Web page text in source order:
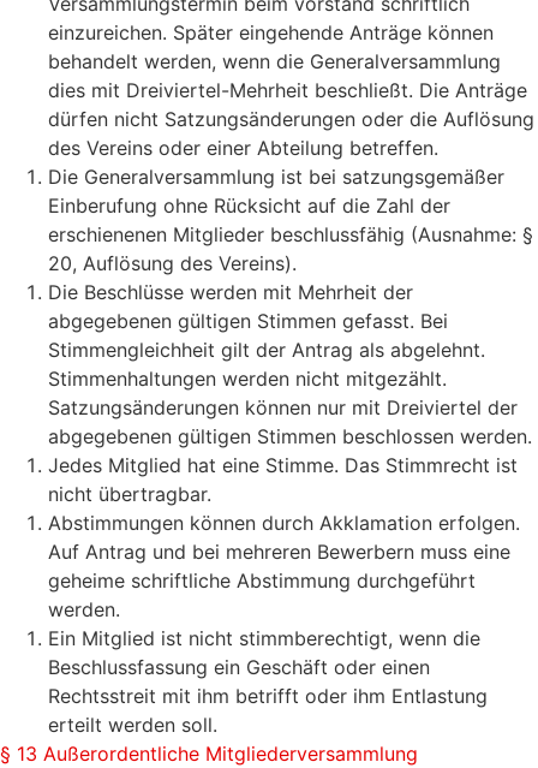
einzureichen. Später eingehende Anträge können
behandelt werden, wenn die Generalversammlung
dies mit Dreiviertel-Mehrheit beschließt. Die Anträge
dürfen nicht Satzungsänderungen oder die Auflösung
des Vereins oder einer Abteilung betreffen.
Die Generalversammlung ist bei satzungsgemäßer
Einberufung ohne Rücksicht auf die Zahl der
erschienenen Mitglieder beschlussfähig (Ausnahme: §
20, Auflösung des Vereins).
Die Beschlüsse werden mit Mehrheit der
abgegebenen gültigen Stimmen gefasst. Bei
Stimmengleichheit gilt der Antrag als abgelehnt.
Stimmenhaltungen werden nicht mitgezählt.
Satzungsänderungen können nur mit Dreiviertel der
abgegebenen gültigen Stimmen beschlossen werden.
Jedes Mitglied hat eine Stimme. Das Stimmrecht ist
nicht übertragbar.
Abstimmungen können durch Akklamation erfolgen.
Auf Antrag und bei mehreren Bewerbern muss eine
geheime schriftliche Abstimmung durchgeführt
werden.
Ein Mitglied ist nicht stimmberechtigt, wenn die
Beschlussfassung ein Geschäft oder einen
Rechtsstreit mit ihm betrifft oder ihm Entlastung
erteilt werden soll.
§ 13 Außerordentliche Mitgliederversammlung